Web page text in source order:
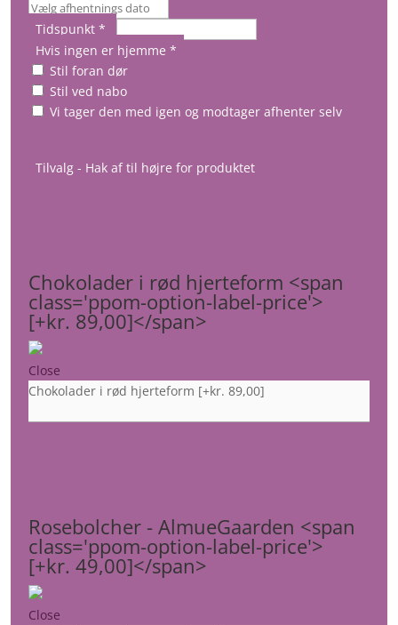
Tidspunkt *
Hvis ingen er hjemme *
Stil foran dør
Stil ved nabo
Vi tager den med igen og modtager afhenter selv
Tilvalg - Hak af til højre for produktet
Chokolader i rød hjerteform <span
class='ppom-option-label-price'>
[+kr. 89,00]</span>
Close
Chokolader i rød hjerteform [+kr. 89,00]
Rosebolcher - AlmueGaarden <span
class='ppom-option-label-price'>
[+kr. 49,00]</span>
Close